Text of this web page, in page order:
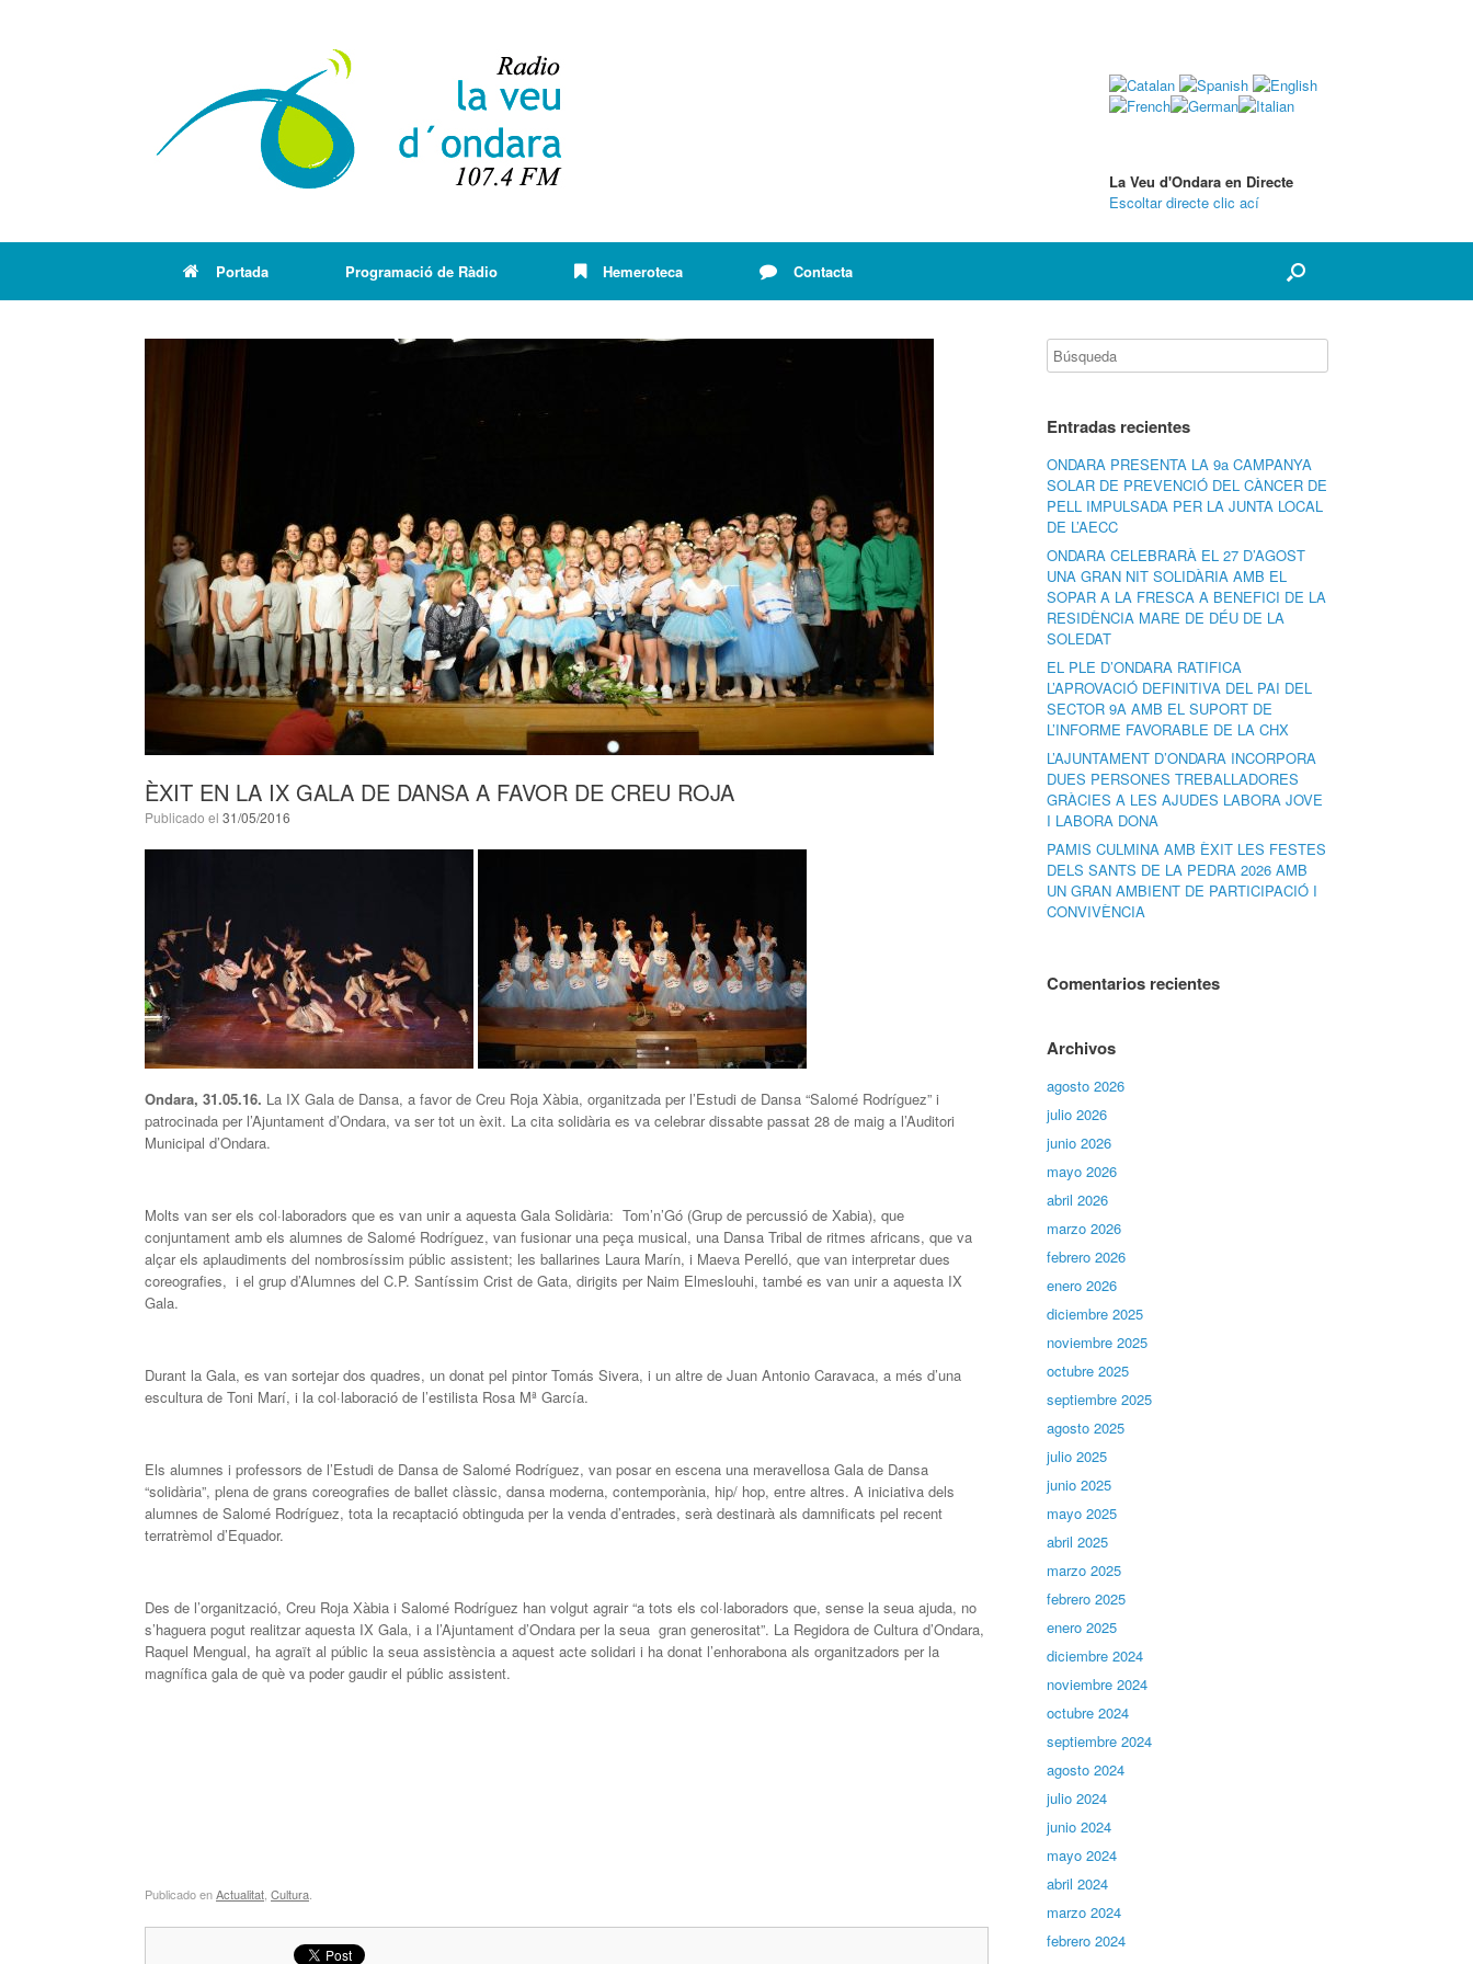
La Veu d'Ondara en Directe
Escoltar directe clic ací
Portada Programació de Ràdio Hemeroteca Contacta
ÈXIT EN LA IX GALA DE DANSA A FAVOR DE CREU ROJA
Publicado el 31/05/2016
Ondara, 31.05.16. La IX Gala de Dansa, a favor de Creu Roja Xàbia, organitzada per l’Estudi de Dansa “Salomé Rodríguez” i
patrocinada per l’Ajuntament d’Ondara, va ser tot un èxit. La cita solidària es va celebrar dissabte passat 28 de maig a l’Auditori
Municipal d’Ondara.
Molts van ser els col·laboradors que es van unir a aquesta Gala Solidària: Tom’n’Gó (Grup de percussió de Xabia), que
conjuntament amb els alumnes de Salomé Rodríguez, van fusionar una peça musical, una Dansa Tribal de ritmes africans, que va
alçar els aplaudiments del nombrosíssim públic assistent; les ballarines Laura Marín, i Maeva Perelló, que van interpretar dues
coreografies, i el grup d’Alumnes del C.P. Santíssim Crist de Gata, dirigits per Naim Elmeslouhi, també es van unir a aquesta IX
Gala.
Durant la Gala, es van sortejar dos quadres, un donat pel pintor Tomás Sivera, i un altre de Juan Antonio Caravaca, a més d’una
escultura de Toni Marí, i la col·laboració de l’estilista Rosa Mª García.
Els alumnes i professors de l’Estudi de Dansa de Salomé Rodríguez, van posar en escena una meravellosa Gala de Dansa
“solidària”, plena de grans coreografies de ballet clàssic, dansa moderna, contemporània, hip/ hop, entre altres. A iniciativa dels
alumnes de Salomé Rodríguez, tota la recaptació obtinguda per la venda d’entrades, serà destinarà als damnificats pel recent
terratrèmol d’Equador.
Des de l’organització, Creu Roja Xàbia i Salomé Rodríguez han volgut agrair “a tots els col·laboradors que, sense la seua ajuda, no
s’haguera pogut realitzar aquesta IX Gala, i a l’Ajuntament d’Ondara per la seua gran generositat”. La Regidora de Cultura d’Ondara,
Raquel Mengual, ha agraït al públic la seua assistència a aquest acte solidari i ha donat l’enhorabona als organitzadors per la
magnífica gala de què va poder gaudir el públic assistent.
Publicado enActualitat Cultura
Entradas recientes
ONDARA PRESENTA LA 9a CAMPANYA
SOLAR DE PREVENCIÓ DEL CÀNCER DE
PELL IMPULSADA PER LA JUNTA LOCAL
DE L’AECC
ONDARA CELEBRARÀ EL 27 D’AGOST
UNA GRAN NIT SOLIDÀRIA AMB EL
SOPAR A LA FRESCA A BENEFICI DE LA
RESIDÈNCIA MARE DE DÉU DE LA
SOLEDAT
EL PLE D’ONDARA RATIFICA
L’APROVACIÓ DEFINITIVA DEL PAI DEL
SECTOR 9A AMB EL SUPORT DE
L’INFORME FAVORABLE DE LA CHX
L’AJUNTAMENT D’ONDARA INCORPORA
DUES PERSONES TREBALLADORES
GRÀCIES A LES AJUDES LABORA JOVE
I LABORA DONA
PAMIS CULMINA AMB ÈXIT LES FESTES
DELS SANTS DE LA PEDRA 2026 AMB
UN GRAN AMBIENT DE PARTICIPACIÓ I
CONVIVÈNCIA
Comentarios recientes
Archivos
agosto 2026
julio 2026
junio 2026
mayo 2026
abril 2026
marzo 2026
febrero 2026
enero 2026
diciembre 2025
noviembre 2025
octubre 2025
septiembre 2025
agosto 2025
julio 2025
junio 2025
mayo 2025
abril 2025
marzo 2025
febrero 2025
enero 2025
diciembre 2024
noviembre 2024
octubre 2024
septiembre 2024
agosto 2024
julio 2024
junio 2024
mayo 2024
abril 2024
marzo 2024
febrero 2024